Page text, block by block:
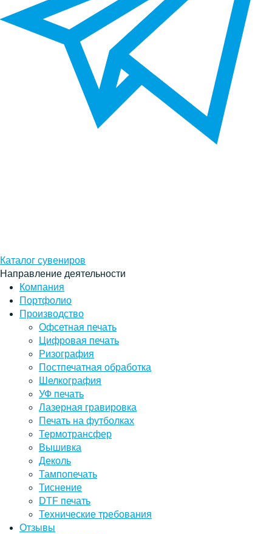
Каталог сувениров
Направление деятельности
Компания
Портфолио
Производство
Офсетная печать
Цифровая печать
Ризография
Постпечатная обработка
Шелкография
УФ печать
Лазерная гравировка
Печать на футболках
Термотрансфер
Вышивка
Деколь
Тампопечать
Тиснение
DTF печать
Технические требования
Отзывы